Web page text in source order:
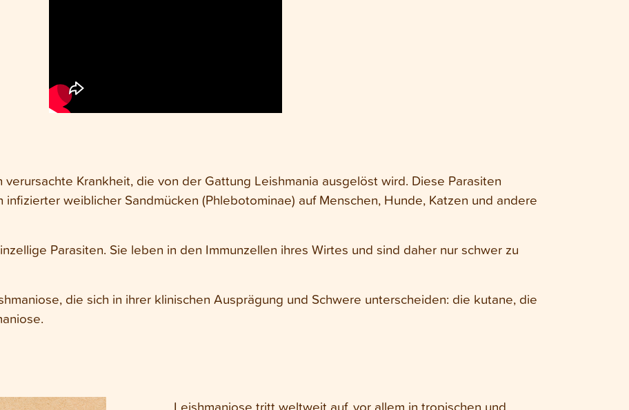
Krankheit, die von der Gattung Leishmania ausgelöst wird. Diese Parasiten
weiblicher Sandmücken (Phlebotominae) auf Menschen, Hunde, Katzen und andere
Parasiten. Sie leben in den Immunzellen ihres Wirtes und sind daher nur schwer zu
die sich in ihrer klinischen Ausprägung und Schwere unterscheiden: die kutane, die
Leishmaniose tritt weltweit auf, vor allem in tropischen und